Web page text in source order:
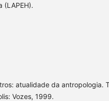
(LAPEH).
atualidade da antropologia.
Vozes, 1999.